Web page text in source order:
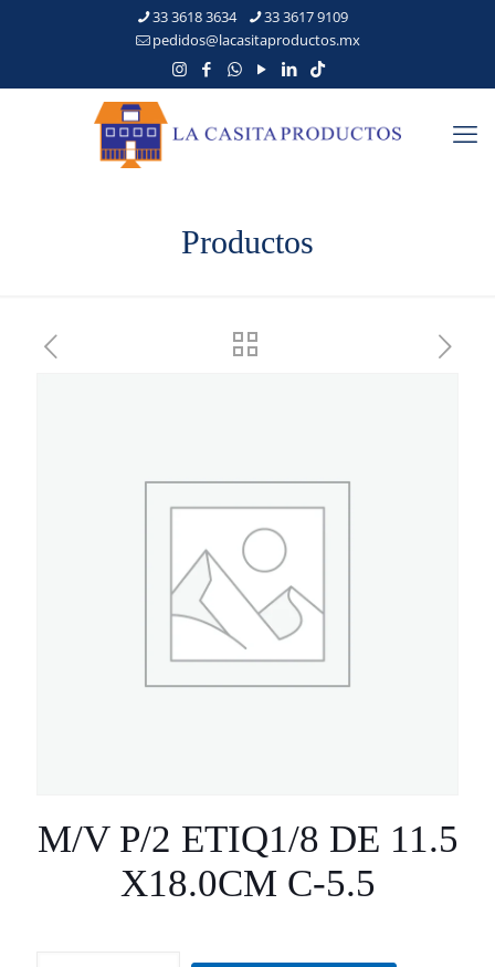
33 3618 3634
33 3617 9109
pedidos@lacasitaproductos.mx
Productos
M/V P/2 ETIQ1/8 DE 11.5
X18.0CM C-5.5